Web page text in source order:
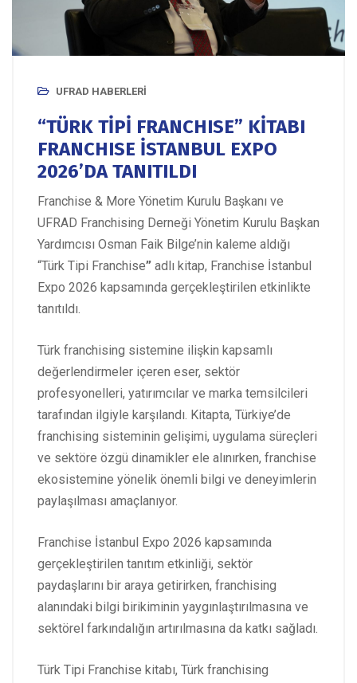
UFRAD HABERLERI
“TÜRK TİPİ FRANCHISE” KİTABI
FRANCHISE İSTANBUL EXPO
2026’DA TANITILDI
Franchise & More Yönetim Kurulu Başkanı ve
UFRAD Franchising Derneği Yönetim Kurulu Başkan
Yardımcısı Osman Faik Bilge’nin kaleme aldığı
“Türk Tipi Franchise” adlı kitap, Franchise İstanbul
Expo 2026 kapsamında gerçekleştirilen etkinlikte
tanıtıldı.
Türk franchising sistemine ilişkin kapsamlı
değerlendirmeler içeren eser, sektör
profesyonelleri, yatırımcılar ve marka temsilcileri
tarafından ilgiyle karşılandı. Kitapta, Türkiye’de
franchising sisteminin gelişimi, uygulama süreçleri
ve sektöre özgü dinamikler ele alınırken, franchise
ekosistemine yönelik önemli bilgi ve deneyimlerin
paylaşılması amaçlanıyor.
Franchise İstanbul Expo 2026 kapsamında
gerçekleştirilen tanıtım etkinliği, sektör
paydaşlarını bir araya getirirken, franchising
alanındaki bilgi birikiminin yaygınlaştırılmasına ve
sektörel farkındalığın artırılmasına da katkı sağladı.
Türk Tipi Franchise kitabı, Türk franchising